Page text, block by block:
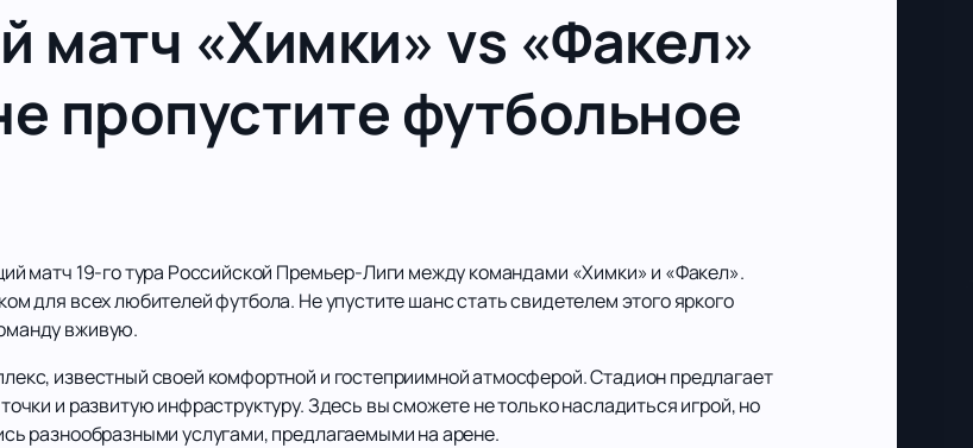
матч «Химки» vs «Факел»
пропустите футбольное
матч 19-го тура Российской Премьер-Лиги между командами «Химки» и «Факел».
для всех любителей футбола. Не упустите шанс стать свидетелем этого яркого
вживую.
известный своей комфортной и гостеприимной атмосферой. Стадион предлагает
и развитую инфраструктуру. Здесь вы сможете не только насладиться игрой, но
разнообразными услугами, предлагаемыми на арене.